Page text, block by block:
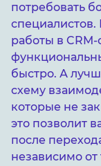
потребовать
специалистов.
работы в
быстро. А
схему
которые не
это позволит
после
независимо от